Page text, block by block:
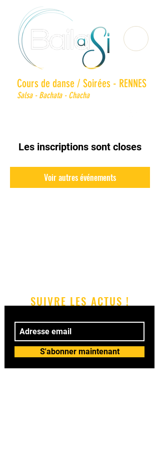
Cours de danse / Soirées - RENNES
Salsa - Bachata - Chacha
Les inscriptions sont closes
Voir autres événements
SUIVRE LES ACTUS !
S'abonner maintenant